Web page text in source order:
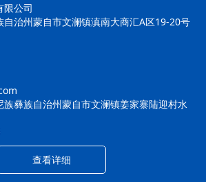
限公司
自治州蒙自市文澜镇滇南大商汇A区19-20号
族彝族自治州蒙自市文澜镇姜家寨陆迎村水
查看详细